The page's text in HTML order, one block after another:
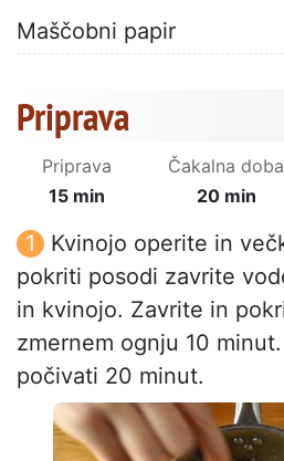
Maščobni papir
Priprava
Priprava
15 min
Čakalna doba
20 min
Kvinojo operite in
pokriti posodi zavrite
in kvinojo. Zavrite in
zmernem ognju 10
počivati 20 minut.